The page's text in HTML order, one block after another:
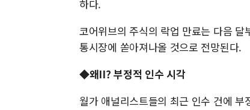
하다.
코어위브의 주식의 락업 만료는 다음
통시장에 쏟아져나올 것으로 전망된다.
◆왜II? 부정적 인수 시각
월가 애널리스트들의 최근 인수 건에